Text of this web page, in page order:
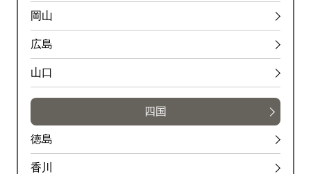
岡山
広島
山口
四国
徳島
香川